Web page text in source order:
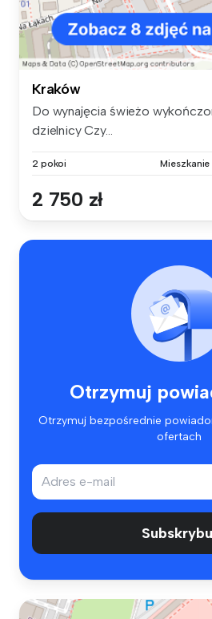
Kraków
Do wynajęcia świeżo
dzielnicy Czy...
2 pokoi Mieszkanie
2 750 zł
Otrzymuj
Otrzymuj bezpośrednie
ofertach